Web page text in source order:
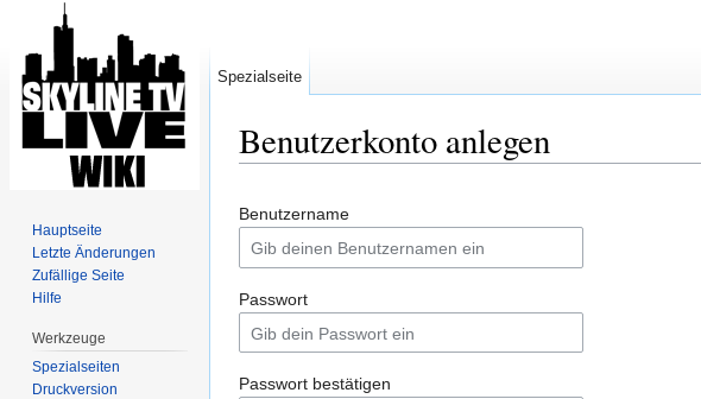
Benutzerkonto anlegen
Benutzername
Passwort
Passwort bestätigen
Spezialseite
Hauptseite
Letzte Änderungen
Zufällige Seite
Hilfe
Werkzeuge
Spezialseiten
Druckversion